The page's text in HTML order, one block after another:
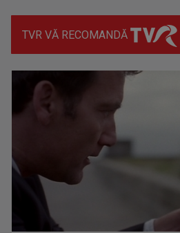
concursul ...
TVR VĂ RECOMANDĂ